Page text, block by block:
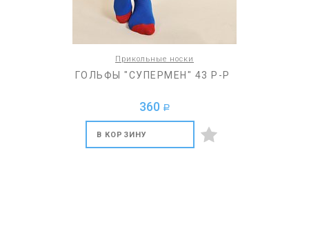
Прикольные носки
ГОЛЬФЫ "СУПЕРМЕН" 43 Р-Р
360 a
В КОРЗИНУ